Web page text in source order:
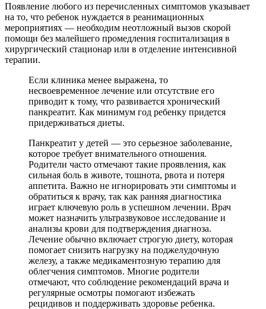
Появление любого из перечисленных симптомов указывает
на то, что ребенок нуждается в реанимационных
мероприятиях — необходим неотложный вызов скорой
помощи без малейшего промедления госпитализация в
хирургический стационар или в отделение интенсивной
терапии.
Если клиника менее выражена, то
несвоевременное лечение или отсутствие его
приводит к тому, что развивается хронический
панкреатит. Как минимум год ребенку придется
придерживаться диеты.
Панкреатит у детей — это серьезное заболевание,
которое требует внимательного отношения.
Родители часто отмечают такие проявления, как
сильная боль в животе, тошнота, рвота и потеря
аппетита. Важно не игнорировать эти симптомы и
обратиться к врачу, так как ранняя диагностика
играет ключевую роль в успешном лечении. Врач
может назначить ультразвуковое исследование и
анализы крови для подтверждения диагноза.
Лечение обычно включает строгую диету, которая
помогает снизить нагрузку на поджелудочную
железу, а также медикаментозную терапию для
облегчения симптомов. Многие родители
отмечают, что соблюдение рекомендаций врача и
регулярные осмотры помогают избежать
рецидивов и поддерживать здоровье ребенка.